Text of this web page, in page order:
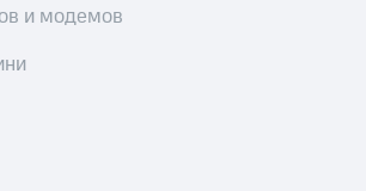
и модемов